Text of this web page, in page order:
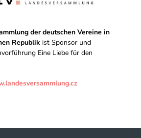
der deutschen Vereine in
Republik ist Sponsor und
Eine Liebe für den